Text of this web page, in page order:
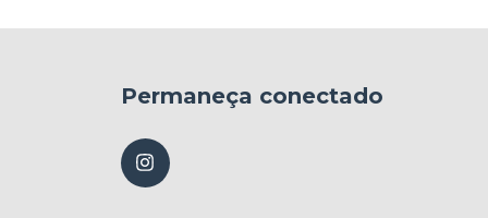
Permaneça conectado